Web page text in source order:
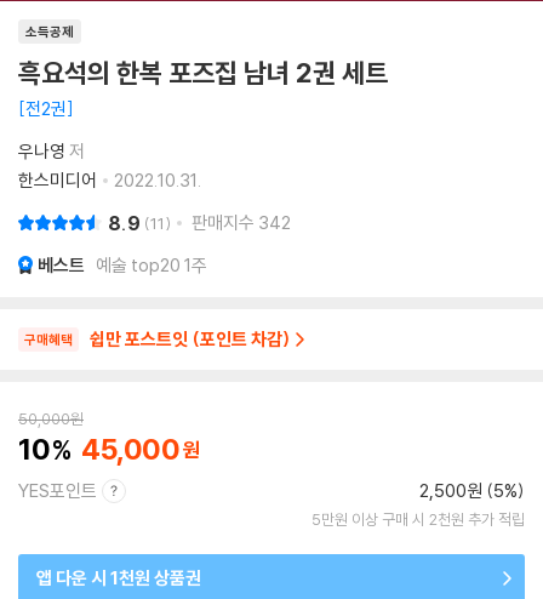
소득공제
흑요석의 한복 포즈집 남녀 2권 세트
전2권
우나영 저
한스미디어
2022.10.31.
8.9 11 판매지수 342
베스트 예술 top20 1주
구매혜택 쉽만 포스트잇 (포인트 차감)
50,000원
10 45,000
YES포인트 2,500원 (5%)
5만원 이상 구매 시 2천원 추가 적립
앱 다운 시 1천원 상품권